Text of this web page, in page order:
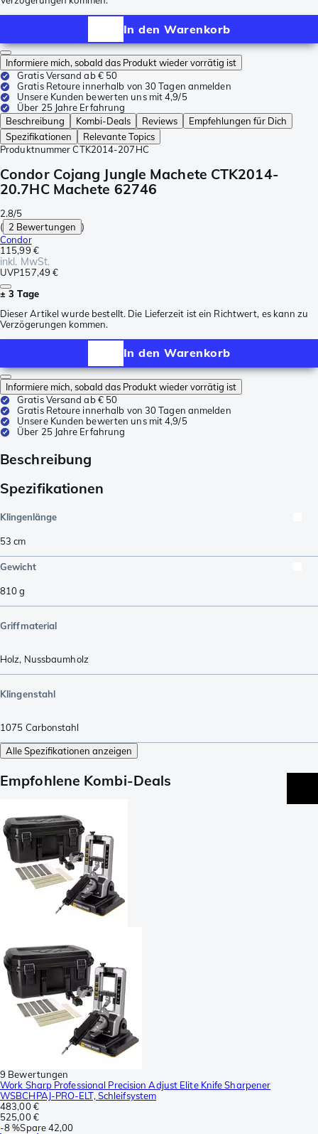
In den Warenkorb
Informiere mich, sobald das Produkt wieder vorrätig ist
Gratis Versand ab € 50
Gratis Retoure innerhalb von 30 Tagen anmelden
Unsere Kunden bewerten uns mit 4,9/5
Über 25 Jahre Erfahrung
Beschreibung
Kombi-Deals Reviews
Empfehlungen für Dich
Spezifikationen
Relevante Topics
Produktnummer CTK2014-207HC
Condor Cojang Jungle Machete CTK2014-
20.7HC Machete 62746
2.8/5
( 2 Bewertungen )
Condor
115,99 €
inkl. MwSt.
UVP157,49 €
± 3 Tage
Dieser Artikel wurde bestellt. Die Lieferzeit ist ein Richtwert, es kann zu
Verzögerungen kommen.
In den Warenkorb
Informiere mich, sobald das Produkt wieder vorrätig ist
Gratis Versand ab € 50
Gratis Retoure innerhalb von 30 Tagen anmelden
Unsere Kunden bewerten uns mit 4,9/5
Über 25 Jahre Erfahrung
Beschreibung
Spezifikationen
Klingenlänge
53 cm
Gewicht
810g
Griffmaterial
Holz, Nussbaumholz
Klingenstahl
1075 Carbonstahl
Alle Spezifikationen anzeigen
Empfohlene Kombi-Deals
9 Bewertungen
Work Sharp Professional Precision Adjust Elite Knife Sharpener
WSBCHPAJ-PRO-ELT, Schleifsystem
483,00 €
525,00 €
-8 %Spare42,00